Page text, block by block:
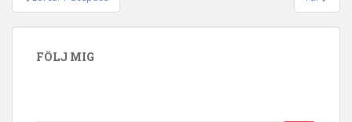
Inläggsnavigering
FÖLJ MIG